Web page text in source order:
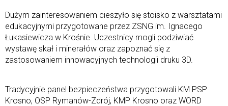
Dużym zainteresowaniem cieszyło się stoisko z warsztatami
edukacyjnymi przygotowane przez ZSNG im. Ignacego
Łukasiewicza w Krośnie. Uczestnicy mogli podziwiać
wystawę skał i minerałów oraz zapoznać się z
zastosowaniem innowacyjnych technologii druku 3D.
Tradycyjnie panel bezpieczeństwa przygotowali KM PSP
Krosno, OSP Rymanów-Zdrój, KMP Krosno oraz WORD